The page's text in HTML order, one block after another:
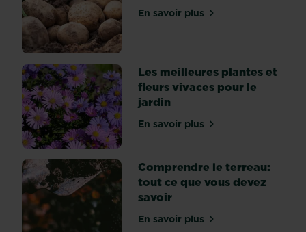
En savoir plussur Quelle variété de
Les meilleures plantes et
fleurs vivaces pour le
jardin
En savoir plussur Les meilleures
Comprendre le terreau:
tout ce que vous devez
savoir
En savoir plussur Comprendre le